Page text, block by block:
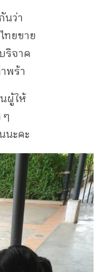
นว่า
ทยขาย
ริจาค
พร้า
ผู้ให้
ๆ
นะคะ